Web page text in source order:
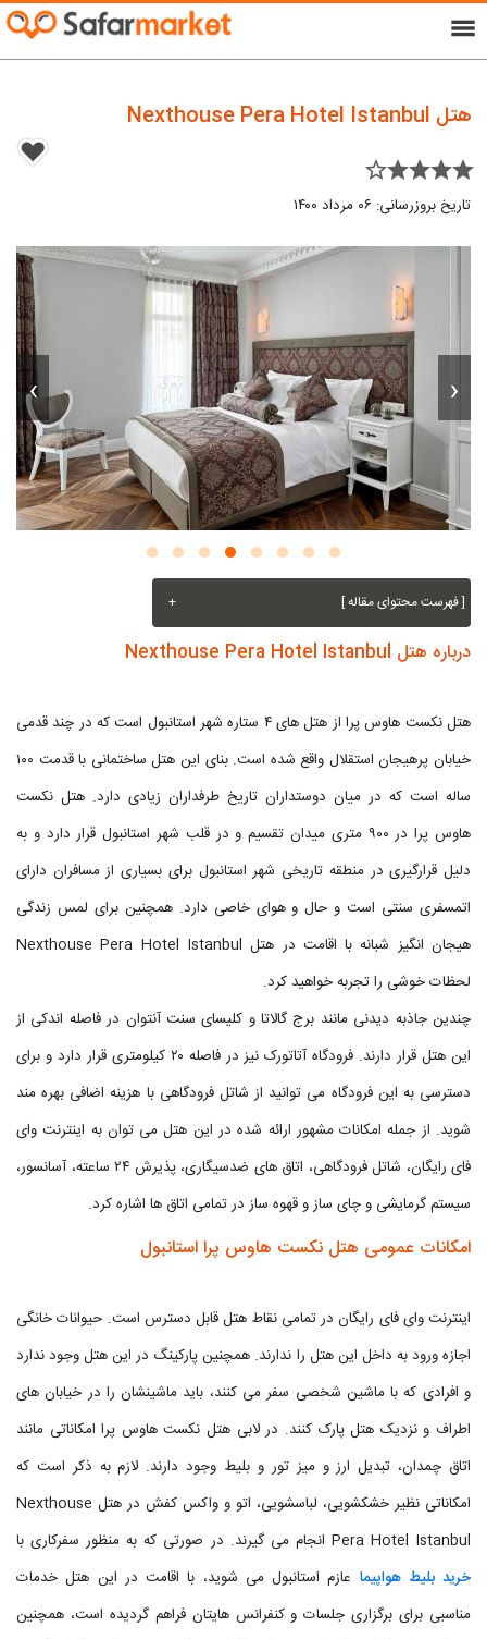
menu
هتل Nexthouse Pera Hotel Istanbul
star_border star star star star
تاریخ بروزرسانی: ۰۶ مرداد ۱۴۰۰
‹
›
[ فهرست محتوای مقاله ] +
درباره هتل Nexthouse Pera Hotel Istanbul
هتل نکست هاوس پرا از هتل های ۴ ستاره شهر استانبول است که در چند قدمی
خیابان پرهیجان استقلال واقع شده است. بنای این هتل ساختمانی با قدمت ۱۰۰
ساله است که در میان دوستداران تاریخ طرفداران زیادی دارد. هتل نکست
هاوس پرا در ۹۰۰ متری میدان تقسیم و در قلب شهر استانبول قرار دارد و به
دلیل قرارگیری در منطقه تاریخی شهر استانبول برای بسیاری از مسافران دارای
اتمسفری سنتی است و حال و هوای خاصی دارد. همچنین برای لمس زندگی
هیجان انگیز شبانه با اقامت در هتل Nexthouse Pera Hotel Istanbul
لحظات خوشی را تجربه خواهید کرد.
چندین جاذبه دیدنی مانند برج گالاتا و کلیسای سنت آنتوان در فاصله اندکی از
این هتل قرار دارند. فرودگاه آتاتورک نیز در فاصله ۲۰ کیلومتری قرار دارد و برای
دسترسی به این فرودگاه می توانید از شاتل فرودگاهی با هزینه اضافی بهره مند
شوید. از جمله امکانات مشهور ارائه شده در این هتل می توان به اینترنت وای
فای رایگان، شاتل فرودگاهی، اتاق های ضدسیگاری، پذیرش ۲۴ ساعته، آسانسور،
سیستم گرمایشی و چای ساز و قهوه ساز در تمامی اتاق ها اشاره کرد.
امکانات عمومی هتل نکست هاوس پرا استانبول
اینترنت وای فای رایگان در تمامی نقاط هتل قابل دسترس است. حیوانات خانگی
اجازه ورود به داخل این هتل را ندارند. همچنین پارکینگ در این هتل وجود ندارد
و افرادی که با ماشین شخصی سفر می کنند، باید ماشینشان را در خیابان های
اطراف و نزدیک هتل پارک کنند. در لابی هتل نکست هاوس پرا امکاناتی مانند
اتاق چمدان، تبدیل ارز و میز تور و بلیط وجود دارند. لازم به ذکر است که
امکاناتی نظیر خشکشویی، لباسشویی، اتو و واکس کفش در هتل Nexthouse
Pera Hotel Istanbul انجام می گیرند. در صورتی که به منظور سفرکاری با
خرید بلیط هواپیما عازم استانبول می شوید، با اقامت در این هتل خدمات
مناسبی برای برگزاری جلسات و کنفرانس هایتان فراهم گردیده است، همچنین